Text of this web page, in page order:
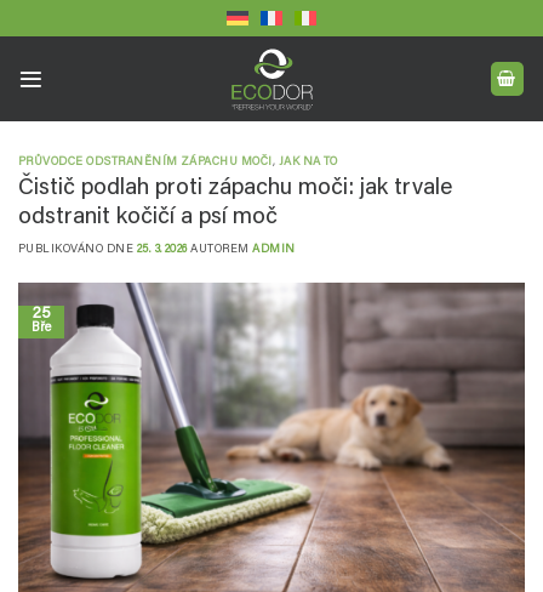
na
PRŮVODCE ODSTRANĚNÍM ZÁPACHU MOČI, JAK NA TO
Čistič podlah proti zápachu moči: jak trvale
odstranit kočičí a psí moč
PUBLIKOVÁNO DNE 25. 3. 2026 AUTOREMADMIN
25
Bře